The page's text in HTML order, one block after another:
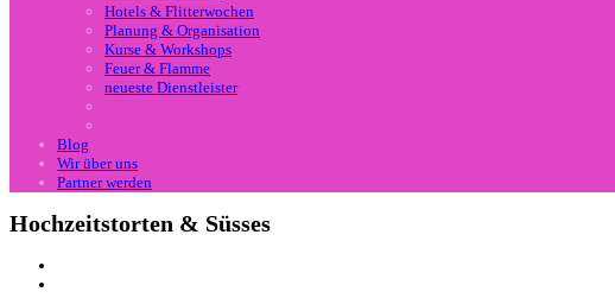
Hotels & Flitterwochen
Planung & Organisation
Kurse & Workshops
Feuer & Flamme
neueste Dienstleister
Blog
Wir über uns
Partner werden
Hochzeitstorten & Süsses